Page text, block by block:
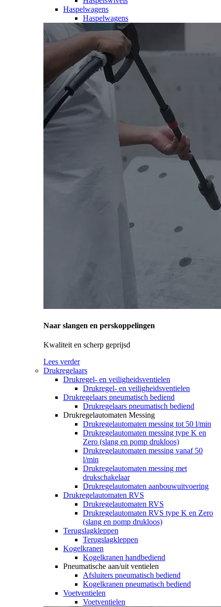
Haspelwagens
Haspelwagens
Naar slangen en perskoppelingen
Kwaliteit en scherp geprijsd
Lees verder
Drukregelaars
Drukregel- en veiligheidsventielen
Drukregel- en veiligheidsventielen
Drukregelaars pneumatisch bediend
Drukregelaars pneumatisch bediend
Drukregelautomaten Messing
Drukregelautomaten messing tot 50 l/min
Drukregelautomaten messing type K en
Zero (slang en pomp drukloos)
Drukregelautomaten messing vanaf 50
l/min
Drukregelautomaten messing met
drukschakelaar
Drukregelautomaten aanbouwuitvoering
Drukregelautomaten RVS
Drukregelautomaten RVS
Drukregelautomaten RVS type K en Zero
(slang en pomp drukloos)
Terugslagkleppen
Terugslagkleppen
Kogelkranen
Kogelkranen handbediend
Pneumatische aan/uit ventielen
Afsluiters pneumatisch bediend
Kogelkranen pneumatisch bediend
Voetventielen
Voetventielen